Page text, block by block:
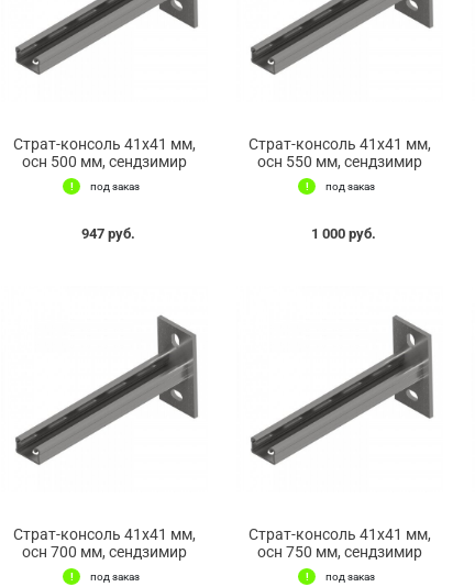
Страт-консоль 41х41 мм,
осн 500 мм, сендзимир
под заказ
947 руб.
Страт-консоль 41х41 мм,
осн 550 мм, сендзимир
под заказ
1 000 руб.
Страт-консоль 41х41 мм,
осн 700 мм, сендзимир
под заказ
Страт-консоль 41х41 мм,
осн 750 мм, сендзимир
под заказ